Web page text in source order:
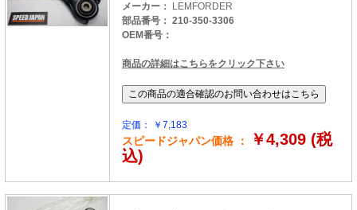
メーカー： LEMFORDER
部品番号： 210-350-3306
OEM番号：
商品の詳細はこちらをクリック下さい
定価： ￥7,183
スピードジャパン価格 ：
￥4,309 (税
込)